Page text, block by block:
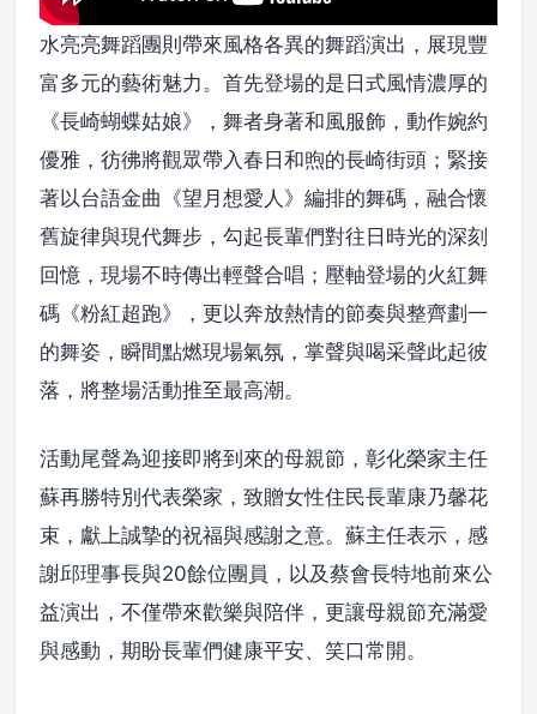
水亮亮舞蹈團則帶來風格各異的舞蹈演出，展現豐
富多元的藝術魅力。首先登場的是日式風情濃厚的
《長崎蝴蝶姑娘》，舞者身著和風服飾，動作婉約
優雅，彷彿將觀眾帶入春日和煦的長崎街頭；緊接
著以台語金曲《望月想愛人》編排的舞碼，融合懷
舊旋律與現代舞步，勾起長輩們對往日時光的深刻
回憶，現場不時傳出輕聲合唱；壓軸登場的火紅舞
碼《粉紅超跑》，更以奔放熱情的節奏與整齊劃一
的舞姿，瞬間點燃現場氣氛，掌聲與喝采聲此起彼
落，將整場活動推至最高潮。
活動尾聲為迎接即將到來的母親節，彰化榮家主任
蘇再勝特別代表榮家，致贈女性住民長輩康乃馨花
束，獻上誠摯的祝福與感謝之意。蘇主任表示，感
謝邱理事長與20餘位團員，以及蔡會長特地前來公
益演出，不僅帶來歡樂與陪伴，更讓母親節充滿愛
與感動，期盼長輩們健康平安、笑口常開。